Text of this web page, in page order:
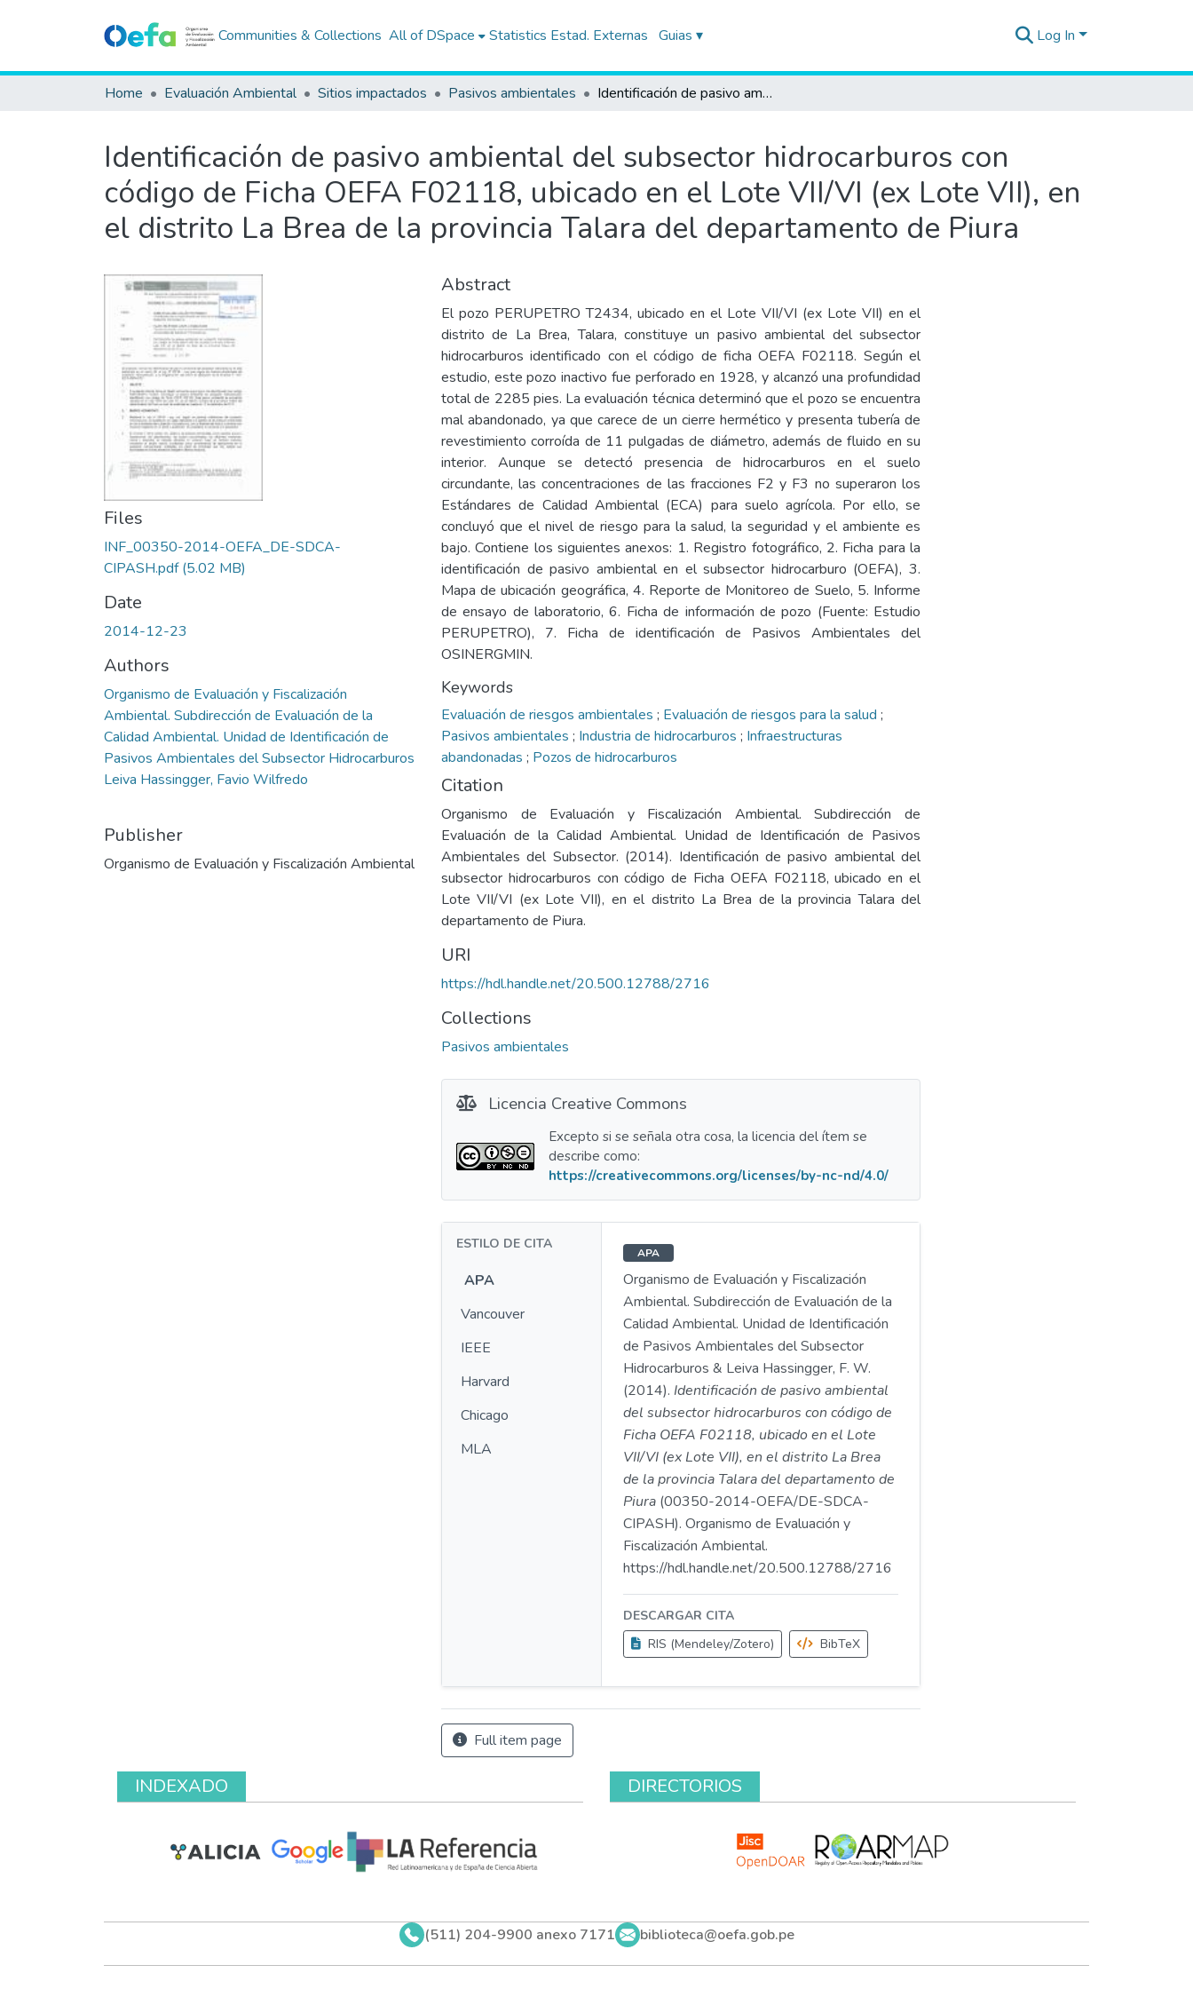
Communities & Collections All of DSpace Statistics Estad. Externas Guias ▾ Log In
Home Evaluación Ambiental Sitios impactados Pasivos ambientales Identificación de pasivo ambiental del subsector hidrocarburos con código de Ficha OEFA F02118, ubicado en el Lote VII/VI (ex Lote VII), en el distrito La Brea de la provincia Talara del departamento de Piura
Identificación de pasivo ambiental del subsector hidrocarburos con
código de Ficha OEFA F02118, ubicado en el Lote VII/VI (ex Lote VII), en
el distrito La Brea de la provincia Talara del departamento de Piura
Files
INF_00350-2014-OEFA_DE-SDCA-
CIPASH.pdf(5.02 MB)
Date
2014-12-23
Authors
Organismo de Evaluación y Fiscalización
Ambiental. Subdirección de Evaluación de la
Calidad Ambiental. Unidad de Identificación de
Pasivos Ambientales del Subsector Hidrocarburos
Leiva Hassingger, Favio Wilfredo
Publisher
Organismo de Evaluación y Fiscalización Ambiental
Abstract
El pozo PERUPETRO T2434, ubicado en el Lote VII/VI (ex Lote VII) en el
distrito de La Brea, Talara, constituye un pasivo ambiental del subsector
hidrocarburos identificado con el código de ficha OEFA F02118. Según el
estudio, este pozo inactivo fue perforado en 1928, y alcanzó una profundidad
total de 2285 pies. La evaluación técnica determinó que el pozo se encuentra
mal abandonado, ya que carece de un cierre hermético y presenta tubería de
revestimiento corroída de 11 pulgadas de diámetro, además de fluido en su
interior. Aunque se detectó presencia de hidrocarburos en el suelo
circundante, las concentraciones de las fracciones F2 y F3 no superaron los
Estándares de Calidad Ambiental (ECA) para suelo agrícola. Por ello, se
concluyó que el nivel de riesgo para la salud, la seguridad y el ambiente es
bajo. Contiene los siguientes anexos: 1. Registro fotográfico, 2. Ficha para la
identificación de pasivo ambiental en el subsector hidrocarburo (OEFA), 3.
Mapa de ubicación geográfica, 4. Reporte de Monitoreo de Suelo, 5. Informe
de ensayo de laboratorio, 6. Ficha de información de pozo (Fuente: Estudio
PERUPETRO), 7. Ficha de identificación de Pasivos Ambientales del
OSINERGMIN.
Keywords
Evaluación de riesgos ambientales ; Evaluación de riesgos para la salud ;
Pasivos ambientales ; Industria de hidrocarburos ; Infraestructuras
abandonadas ; Pozos de hidrocarburos
Citation
Organismo de Evaluación y Fiscalización Ambiental. Subdirección de
Evaluación de la Calidad Ambiental. Unidad de Identificación de Pasivos
Ambientales del Subsector. (2014). Identificación de pasivo ambiental del
subsector hidrocarburos con código de Ficha OEFA F02118, ubicado en el
Lote VII/VI (ex Lote VII), en el distrito La Brea de la provincia Talara del
departamento de Piura.
URI
https://hdl.handle.net/20.500.12788/2716
Collections
Pasivos ambientales
Licencia Creative Commons
Excepto si se señala otra cosa, la licencia del ítem se
describe como:
https://creativecommons.org/licenses/by-nc-nd/4.0/
ESTILO DE CITA
APA
Vancouver
IEEE
Harvard
Chicago
MLA
APA
Organismo de Evaluación y Fiscalización
Ambiental. Subdirección de Evaluación de la
Calidad Ambiental. Unidad de Identificación
de Pasivos Ambientales del Subsector
Hidrocarburos & Leiva Hassingger, F. W.
(2014). Identificación de pasivo ambiental
del subsector hidrocarburos con código de
Ficha OEFA F02118, ubicado en el Lote
VII/VI (ex Lote VII), en el distrito La Brea
de la provincia Talara del departamento de
Piura (00350-2014-OEFA/DE-SDCA-
CIPASH). Organismo de Evaluación y
Fiscalización Ambiental.
https://hdl.handle.net/20.500.12788/2716
DESCARGAR CITA
RIS (Mendeley/Zotero)
BibTeX
Full item page
INDEXADO DIRECTORIOS
(511) 204-9900 anexo 7171 biblioteca@oefa.gob.pe